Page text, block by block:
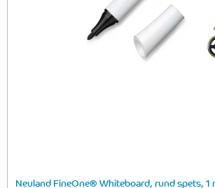
Neuland FineOne® Whiteboard, rund spets, 1